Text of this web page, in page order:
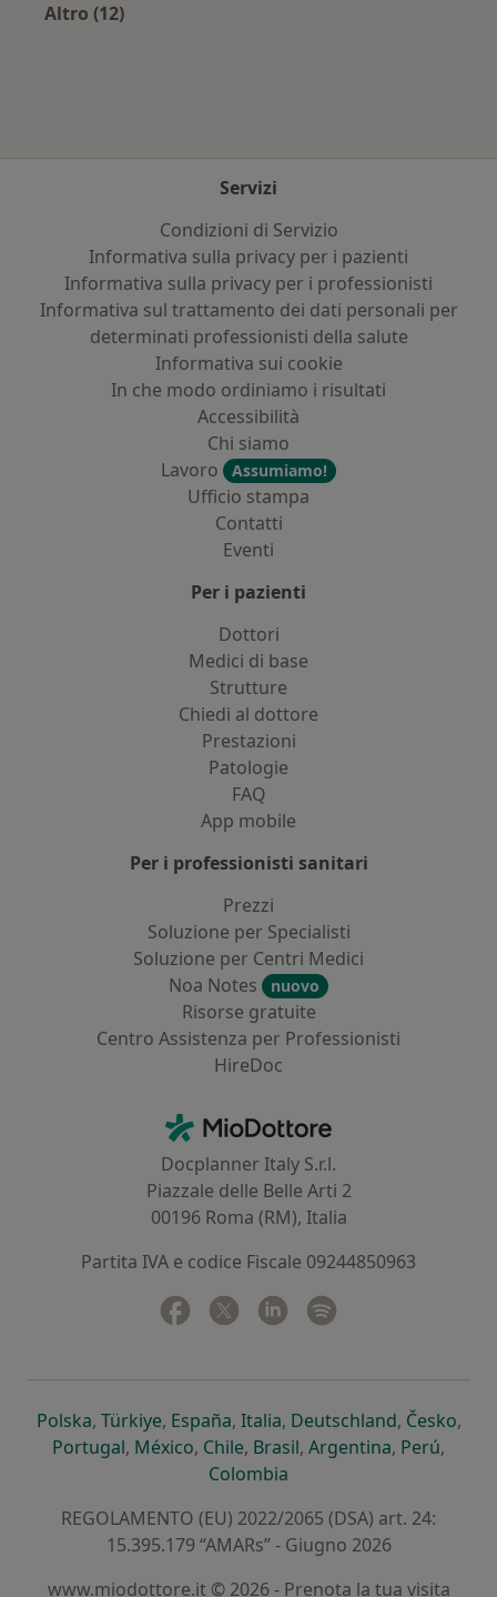
Altro (12)
Servizi
Condizioni di Servizio
Informativa sulla privacy per i pazienti
Informativa sulla privacy per i professionisti
Informativa sul trattamento dei dati personali per
determinati professionisti della salute
Informativa sui cookie
In che modo ordiniamo i risultati
Accessibilità
Chi siamo
Lavoro
Assumiamo!
Ufficio stampa
Contatti
Eventi
Per i pazienti
Dottori
Medici di base
Strutture
Chiedi al dottore
Prestazioni
Patologie
FAQ
App mobile
Per i professionisti sanitari
Prezzi
Soluzione per Specialisti
Soluzione per Centri Medici
Noa Notes
nuovo
Risorse gratuite
Centro Assistenza per Professionisti
HireDoc
MioDottore - Homepage
Docplanner Italy S.r.l.
Piazzale delle Belle Arti 2
00196 Roma (RM), Italia
Partita IVA e codice Fiscale 09244850963
Facebook
si apre in una nuova scheda
Twitter
si apre in una nuova scheda
Linkedin
si apre in una nuova
Polskasi apre in una nuova scheda
, Türkiyesi apre in una nuova scheda
, Españasi apre in una nuova scheda
, Italiasi apre in una nuova
, Deutschlandsi apre in
, Českosi
,
Portugalsi apre in una nuova scheda
, Méxicosi apre in una nuova scheda
, Chilesi apre in una nuova scheda
, Brasilsi apre in una nuova
, Argentinasi apre in
, Perúsi
,
Colombia
REGOLAMENTO (EU) 2022/2065 (DSA) art. 24:
15.395.179 “AMARs” - Giugno 2026
www.miodottore.it © 2026 - Prenota la tua visita